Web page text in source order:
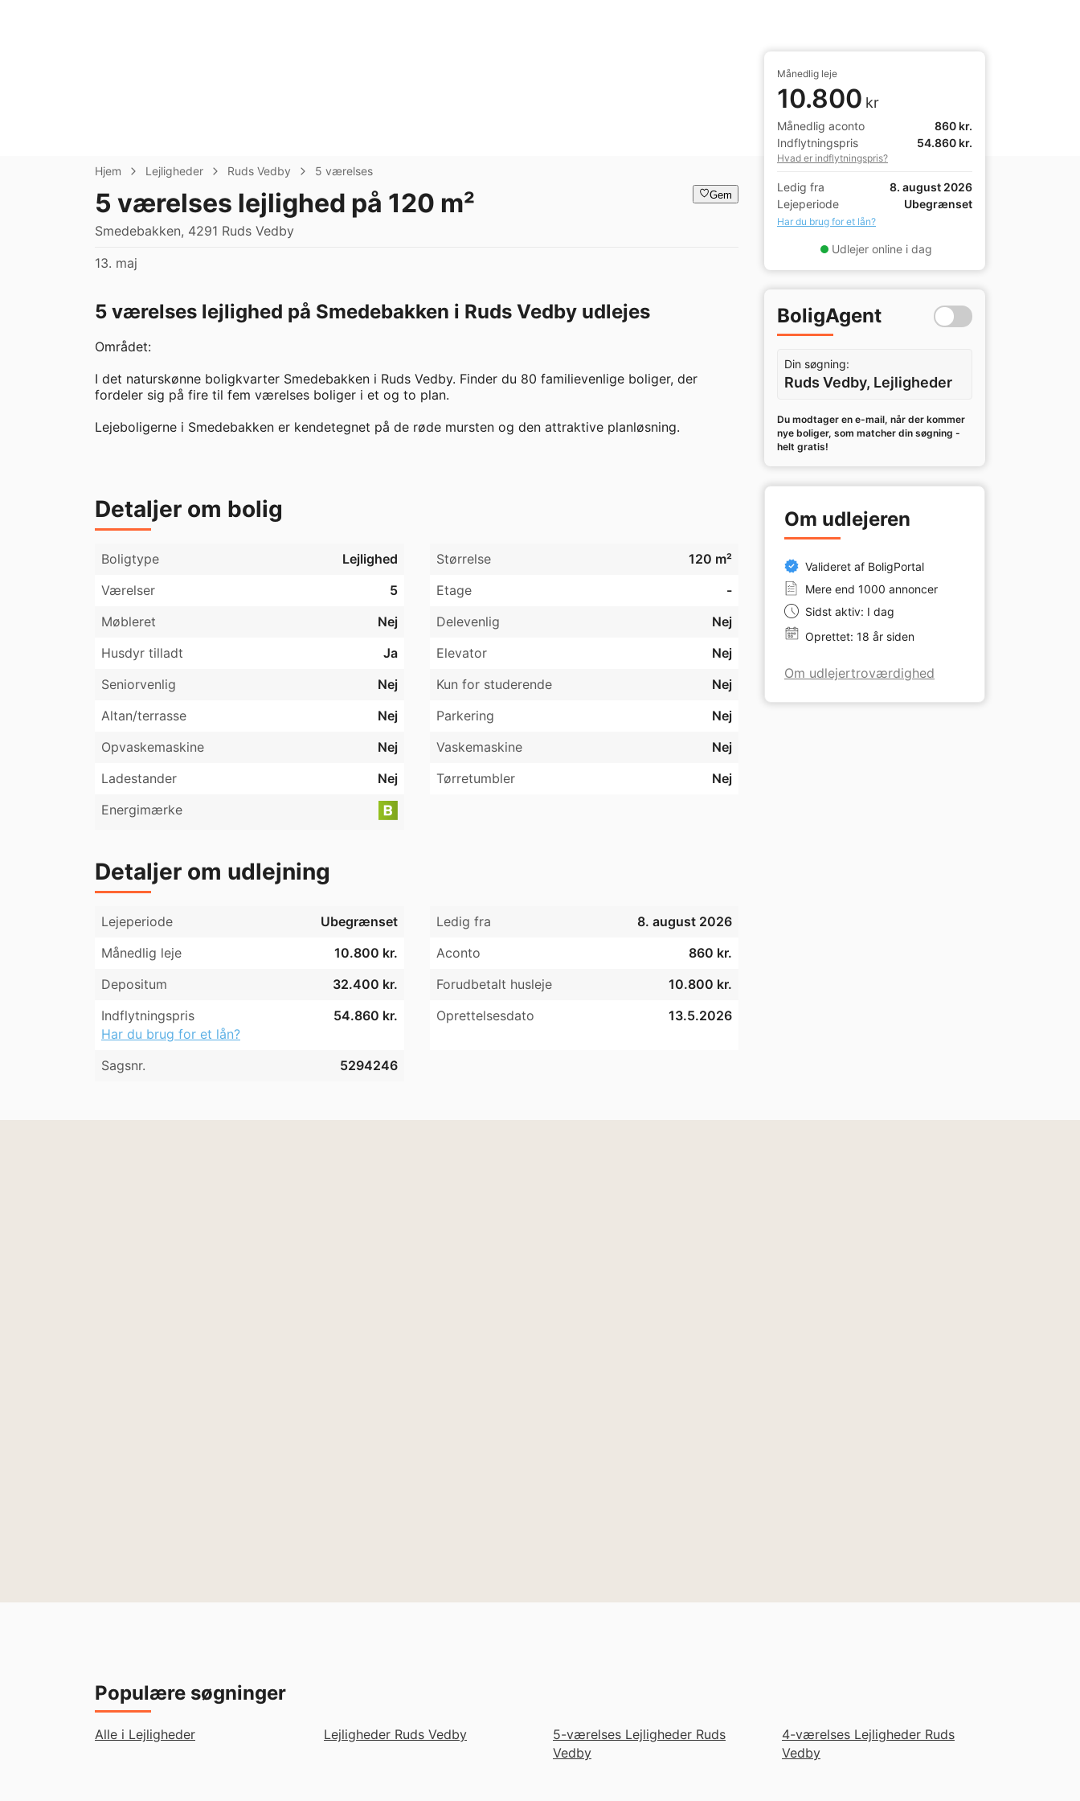
Hjem Lejligheder Ruds Vedby 5 værelses
5 værelses lejlighed på 120 m²
Smedebakken, 4291 Ruds Vedby
Gem
13. maj
5 værelses lejlighed på Smedebakken i Ruds Vedby udlejes
Området:
I det naturskønne boligkvarter Smedebakken i Ruds Vedby. Finder du 80 familievenlige boliger, der
fordeler sig på fire til fem værelses boliger i et og to plan.
Lejeboligerne i Smedebakken er kendetegnet på de røde mursten og den attraktive planløsning.
Gode soveværelser med indbygget skabe
Stort køkkenalrum i åben forbindelse med stue
Eget aflåst skur
Gratis parkering
Det er tilladt at holde 1 stk. hund på max 35 kg eller under 40 cm. i højden (med forbehold).
Det er ikke muligt at leje boligen, hvis du er registreret i RKI.
Området:
Smedebakken er opført i 2008 i Ruds Vedby og integrerer sig i det i forvejen etablerede
Her bor du fredeligt og idyllisk med et godt lokalmiljø med flere kultur- og fritidsaktiviteter, tæt på
skolen og adgang til idrætshal, svømme- og friluftsbad.
Holbæk og Kalundborg.
* Bemærk at billederne ikke nødvendigvis er taget af/fra den pågældende bolig, og at udsigt m.v. derfor
Detaljer om bolig
Boligtype Lejlighed Størrelse
120 m²
Værelser
5 Etage
-
Møbleret
Nej Delevenlig
Nej
Husdyr tilladt
Ja Elevator
Nej
Seniorvenlig
Nej Kun for studerende
Nej
Altan/terrasse
Nej Parkering
Nej
Opvaskemaskine
Nej Vaskemaskine
Nej
Ladestander
Nej Tørretumbler
Nej
Energimærke
Detaljer om udlejning
Lejeperiode Ubegrænset Ledig fra
8. august 2026
Månedlig leje
10.800 kr. Aconto
860 kr.
Depositum
32.400 kr. Forudbetalt husleje
10.800 kr.
Indflytningspris
54.860 kr.
Har du brug for et lån?
Oprettelsesdato 13.5.2026
Sagsnr. 5294246
Månedlig leje
10.800 kr
Månedlig aconto
860 kr.
Indflytningspris
54.860 kr.
Hvad er indflytningspris?
Ledig fra
8. august 2026
Lejeperiode
Ubegrænset
Har du brug for et lån?
Udlejer online i dag
BoligAgent
Din søgning:
Ruds Vedby, Lejligheder
Du modtager en e-mail, når der kommer
nye boliger, som matcher din søgning -
helt gratis!
Om udlejeren
Valideret af BoligPortal
Mere end 1000 annoncer
Sidst aktiv: I dag
Oprettet: 18 år siden
Om udlejertroværdighed
Populære søgninger
Alle i Lejligheder Lejligheder Ruds Vedby
5-værelses Lejligheder Ruds
Vedby
4-værelses Lejligheder Ruds
Vedby